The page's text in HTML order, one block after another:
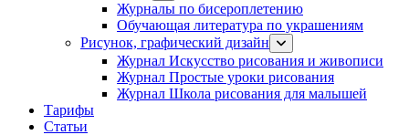
Журналы по бисероплетению
Обучающая литература по украшениям
Рисунок, графический дизайн
Журнал Искусство рисования и живописи
Журнал Простые уроки рисования
Журнал Школа рисования для малышей
Тарифы
Статьи